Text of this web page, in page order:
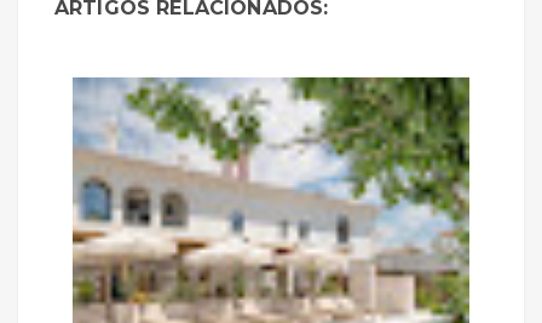
ARTIGOS RELACIONADOS: